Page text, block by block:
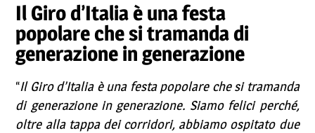
Il Giro d’Italia è una festa
popolare che si tramanda di
generazione in generazione
“Il Giro d’Italia è una festa popolare che si tramanda
di generazione in generazione. Siamo felici perché,
oltre alla tappa dei corridori, abbiamo ospitato due